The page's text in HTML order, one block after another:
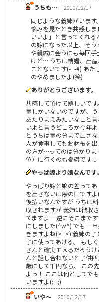
うちも… | 2010/12/17
同じような義姉がいま
悩みを見たとき共感し
いいよ」と言ってくれ
の嫁になった以上、そ
や親戚に会うにも毎回
けど… うちは結婚、出
ことないです(-_-#) あた
のやめましたよ(笑)
ありがとうございます。
共感して頂けて嬉しいで
舅しかいないのですが、
あたりまえみたいなこと
いよと言うどころか今年
とうちは舅の分まで出さ
人が食事してもお財布を
の方が…ってのは分かり
位）に行くのも憂鬱です
やっぱ嫁より娘なんです
やっぱり嫁と娘の差って
を出さないは序の口です
後払いなんですが うちは
収されますが 義姉は徴収
てますよ… 逆にそこまで
にしました(^w^) でも… 旦
きますよね(>_<) 義姉の
子に使ってあげる。 もし
さんと確実モメるだろう
んと話し合わないと子供
歳にして千円なら、 この
よっ！ ここは何としてで
いますよ(;_;)
いや～ | 2010/12/17